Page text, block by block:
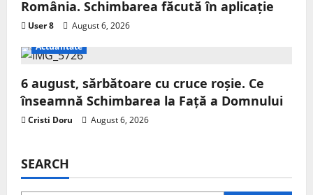
România. Schimbarea făcută în aplicație
User 8
August 6, 2026
Actualitate
6 august, sărbătoare cu cruce roșie. Ce
înseamnă Schimbarea la Față a Domnului
Cristi Doru August 6, 2026
SEARCH